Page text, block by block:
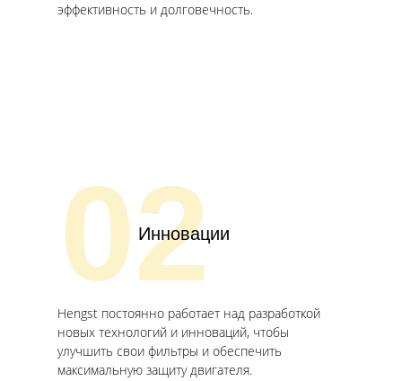
эффективность и долговечность.
02
Инновации
Hengst постоянно работает над разработкой
новых технологий и инноваций, чтобы
улучшить свои фильтры и обеспечить
максимальную защиту двигателя.